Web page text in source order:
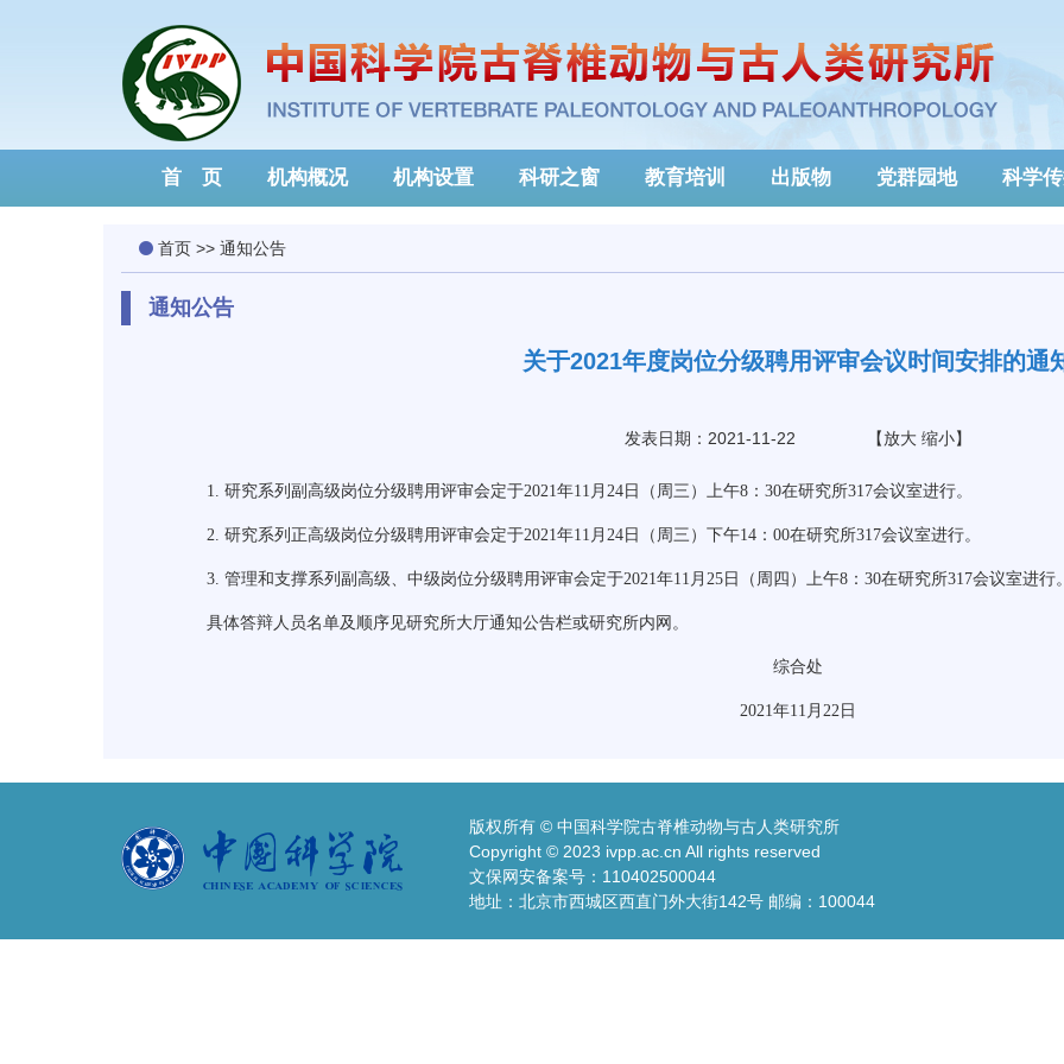
首 页 机构概况 机构设置 科研之窗 教育培训 出版物 党群园地 科学
首页 >> 通知公告
通知公告
关于2021年度岗位分级聘用评审会议时间安排的通
发表日期：2021-11-22 【放大 缩小】
1. 研究系列副高级岗位分级聘用评审会定于2021年11 月 24日（周三）上午8： 30在研究所317会议室进行。
2. 研究系列正高级岗位分级聘用评审会定于2021年11 月 24日（周三）下午14： 00在研究所317会议室进行。
3. 管理和支撑系列副高级、中级岗位分级聘用评审会定于2021年11 月 25日（周四）上午8： 30在研究所317会议室进行
具体答辩人员名单及顺序见研究所大厅通知公告栏或研究所内网。
综合处
2021年11 月 22 日
版权所有 © 中国科学院古脊椎动物与古人类研究所
Copyright © 2023 ivpp.ac.cn All rights reserved
文保网安备案号：110402500044
地址：北京市西城区西直门外大街142号 邮编：100044